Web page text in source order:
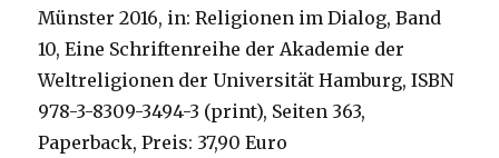
Münster 2016, in: Religionen im Dialog, Band
10, Eine Schriftenreihe der Akademie der
Weltreligionen der Universität Hamburg, ISBN
978-3-8309-3494-3 (print), Seiten 363,
Paperback, Preis: 37,90 Euro